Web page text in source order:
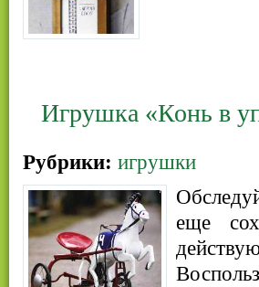
Игрушка «Конь в
Рубрики: игрушки
еще